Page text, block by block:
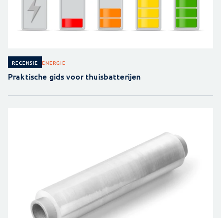
RECENSIE ENERGIE
Praktische gids voor thuisbatterijen